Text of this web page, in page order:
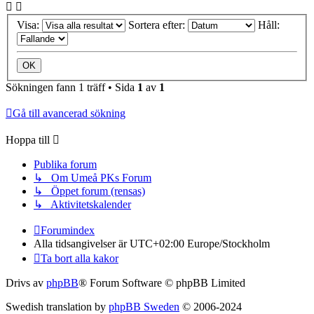
Visa: Sortera efter: Håll:
Sökningen fann 1 träff • Sida 1 av 1
Gå till avancerad sökning
Hoppa till
Publika forum
↳ Om Umeå PKs Forum
↳ Öppet forum (rensas)
↳ Aktivitetskalender
Forumindex
Alla tidsangivelser är UTC+02:00 Europe/Stockholm
Ta bort alla kakor
Drivs av phpBB® Forum Software © phpBB Limited
Swedish translation by phpBB Sweden © 2006-2024